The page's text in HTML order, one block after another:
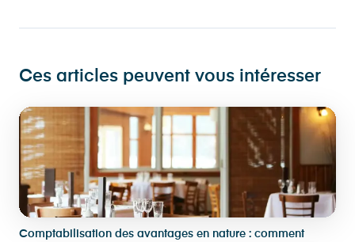
Ces articles peuvent vous intéresser
Comptabilisation des avantages en nature : comment